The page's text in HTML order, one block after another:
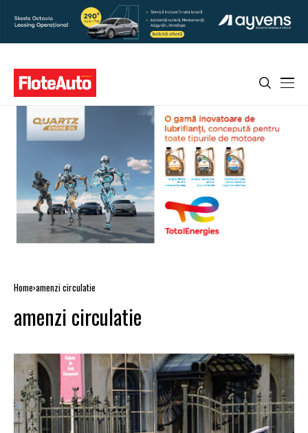
Home amenzi circulatie
amenzi circulatie